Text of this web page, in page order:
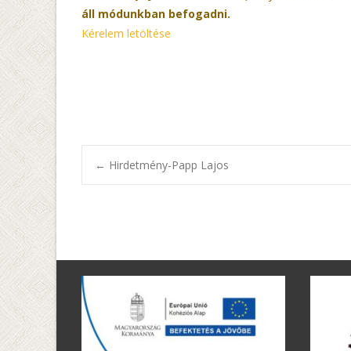
áll módunkban befogadni.
Kérelem letöltése
← Hirdetmény-Papp Lajos